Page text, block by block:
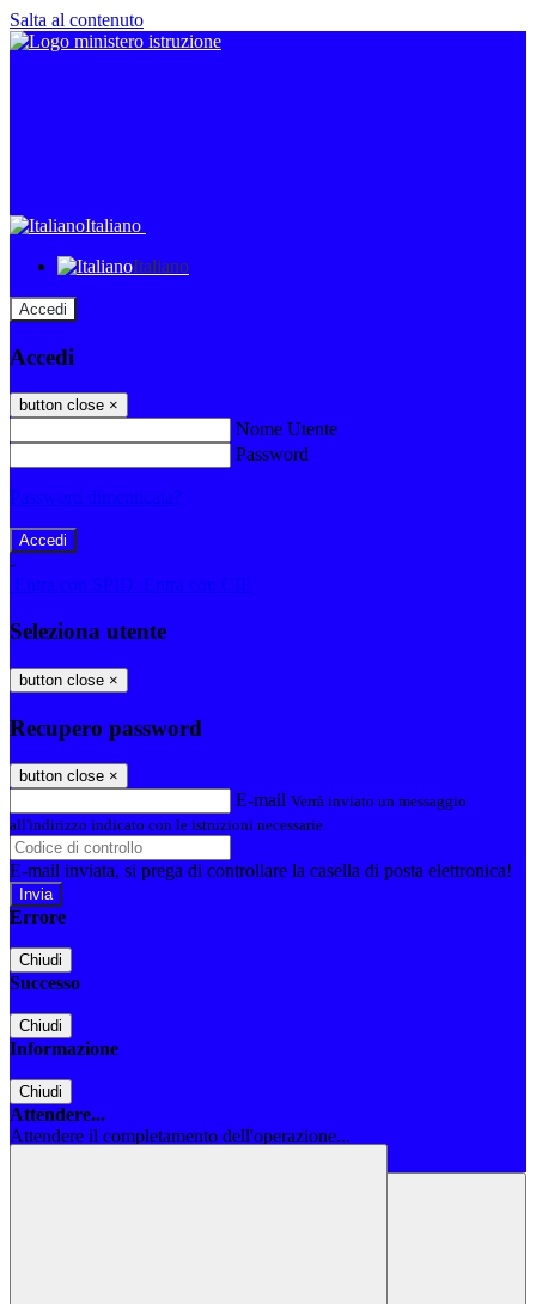
Salta al contenuto
Italiano
Italiano
Accedi
Accedi
button close ×
Nome Utente
Password
Password dimenticata?
-
Entra con SPID
Entra con CIE
Seleziona utente
button close ×
Recupero password
button close ×
E-mail Verrà inviato un messaggio
all'indirizzo indicato con le istruzioni necessarie.
E-mail inviata, si prega di controllare la casella di posta elettronica!
Errore
Chiudi
Successo
Chiudi
Informazione
Chiudi
Attendere...
Attendere il completamento dell'operazione...